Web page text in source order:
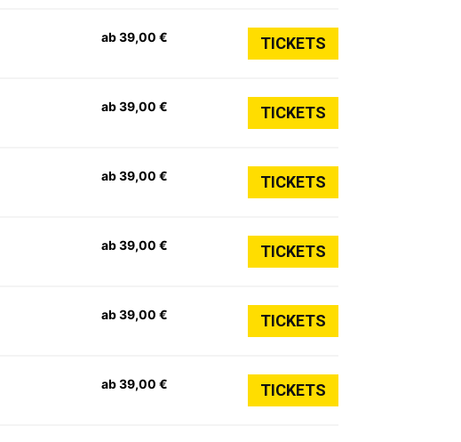
ab 39,00 € TICKETS
ab 39,00 € TICKETS
ab 39,00 € TICKETS
ab 39,00 € TICKETS
ab 39,00 € TICKETS
ab 39,00 € TICKETS